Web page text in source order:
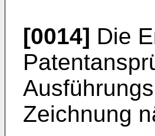
[0014] Die
Zeichnung